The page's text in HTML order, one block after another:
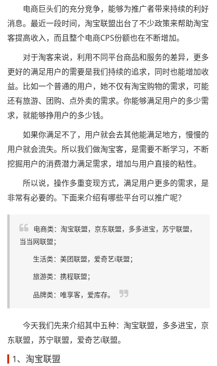
电商巨头们的充分竞争，能够为推广者带来持续的利好
消息。最近一段时间，淘宝联盟出台了不少政策来帮助淘宝
客提高收入，而且整个电商CPS份额也在不断增加。
对于淘客来说，利用不同平台商品和服务的差异，更多
更好的满足用户的需要是我们持续的追求，同时也能增加收
益。比如一个普通的用户，她不仅有淘宝购物的需求，可能
还有旅游、团购、点外卖的需求。你能够满足用户的多少需
求，就能够挣用户的多少钱。
如果你满足不了，用户就会去其他能满足地方，慢慢的
用户就会流失。所以我们做淘宝客，是需要不断学习，不断
挖掘用户的消费潜力满足需求，增加与用户直接的粘性。
所以说，操作多重变现方式，满足用户更多的需求，是
非常有必要的。下面来介绍有哪些平台可以推广呢？
电商类：淘宝联盟，京东联盟，多多进宝，苏宁联盟，
当当网联盟；
生活类：美团联盟，爱奇艺i联盟；
旅游类：携程联盟；
品牌类：唯享客，爱库存。
今天我们先来介绍其中五种：淘宝联盟，多多进宝，京
东联盟，苏宁联盟，爱奇艺i联盟。
1、淘宝联盟